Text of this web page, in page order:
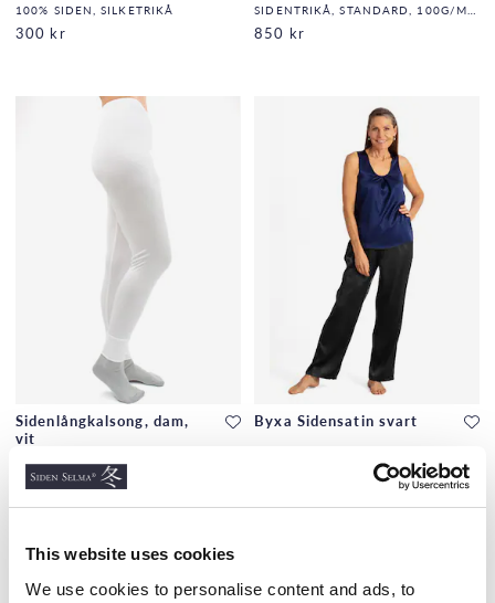
This website uses cookies
We use cookies to personalise content and ads, to
100% SIDEN, SILKETRIKÅ
300 kr 850 kr
Sidenlångkalsong, dam,
vit
850 kr
Byxa Sidensatin svart